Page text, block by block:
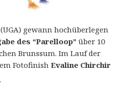
(UGA) gewann hochüberlegen
des “Parelloop” über 10
Brunssum. Im Lauf der
Fotofinish Evaline Chirchir
Brunssum (NED) am 24. März